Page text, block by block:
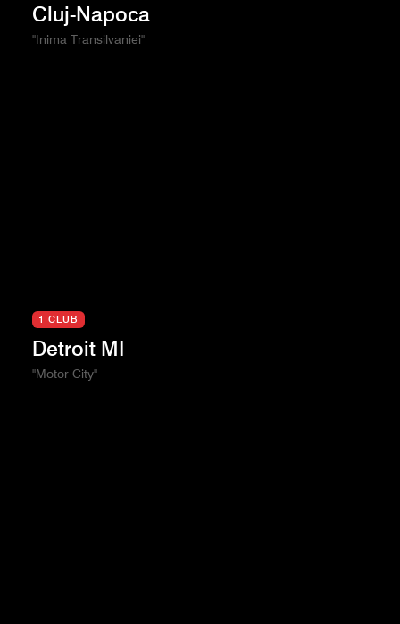
Cluj-Napoca
"Inima Transilvaniei"
1 CLUB
Detroit MI
"Motor City"